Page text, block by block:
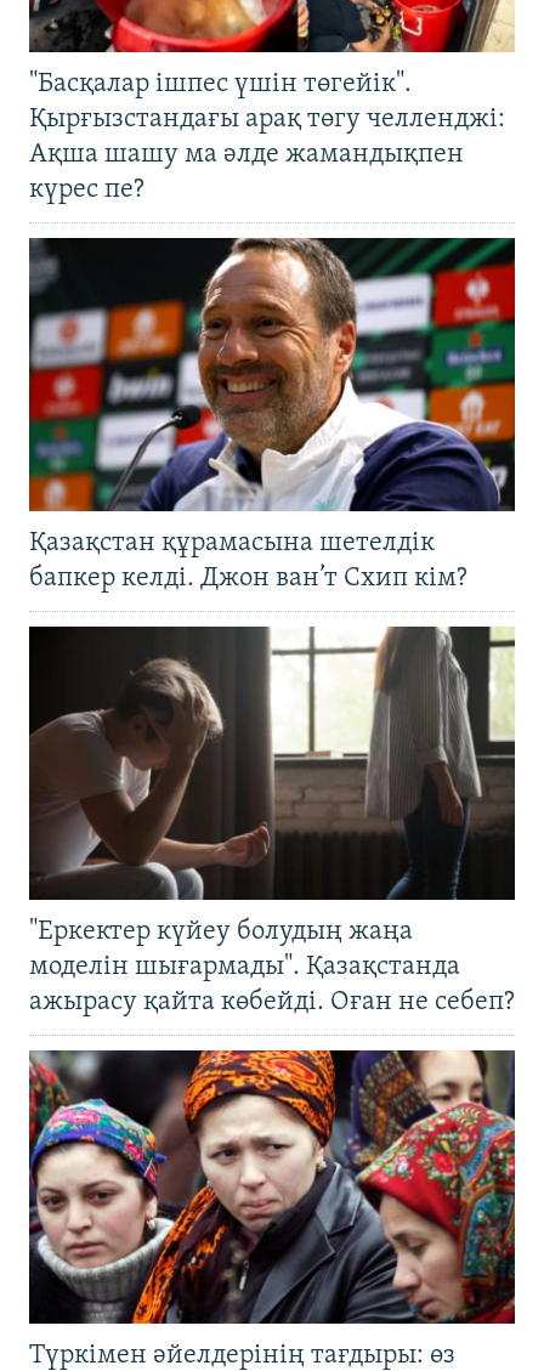
"Басқалар ішпес үшін төгейік".
Қырғызстандағы арақ төгу челленджі:
Ақша шашу ма әлде жамандықпен
күрес пе?
Қазақстан құрамасына шетелдік
бапкер келді. Джон ван’т Схип кім?
"Еркектер күйеу болудың жаңа
моделін шығармады". Қазақстанда
ажырасу қайта көбейді. Оған не себеп?
Түркімен әйелдерінің тағдыры: өз